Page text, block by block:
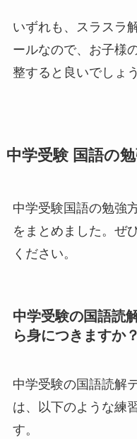
いずれも、スラスラ
ールなので、お子様
整すると良いでしょう
中学受験 国語の
中学受験国語の勉強
をまとめました。ぜ
ください。
中学受験の国語読
ら身につきますか？
中学受験の国語読解
は、以下のような練
す。